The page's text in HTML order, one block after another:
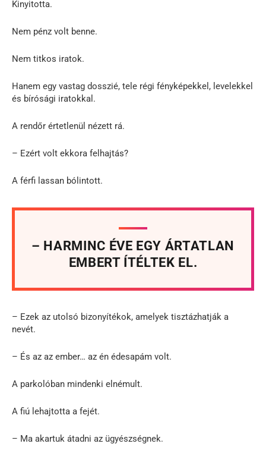
Kinyitotta.
Nem pénz volt benne.
Nem titkos iratok.
Hanem egy vastag dosszié, tele régi fényképekkel, levelekkel
és bírósági iratokkal.
A rendőr értetlenül nézett rá.
– Ezért volt ekkora felhajtás?
A férfi lassan bólintott.
– HARMINC ÉVE EGY ÁRTATLAN
EMBERT ÍTÉLTEK EL.
– Ezek az utolsó bizonyítékok, amelyek tisztázhatják a
nevét.
– És az az ember… az én édesapám volt.
A parkolóban mindenki elnémult.
A fiú lehajtotta a fejét.
– Ma akartuk átadni az ügyészségnek.